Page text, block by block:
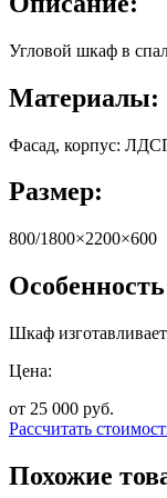
Угловой шкаф в
Материалы:
Фасад, корпус:
Размер:
800/1800×2200×600
Шкаф
Цена:
от 25 000 руб.
Рассчитать
Похожие